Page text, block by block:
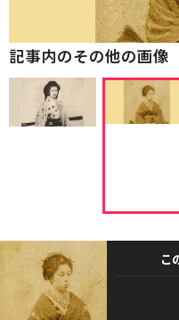
記事内のその他の画像
こ